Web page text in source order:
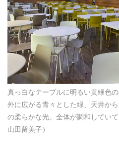
真っ白なテーブルに明るい黄緑色
外に広がる青々とした緑、天井か
の柔らかな光。全体が調和してい
山田留美子）